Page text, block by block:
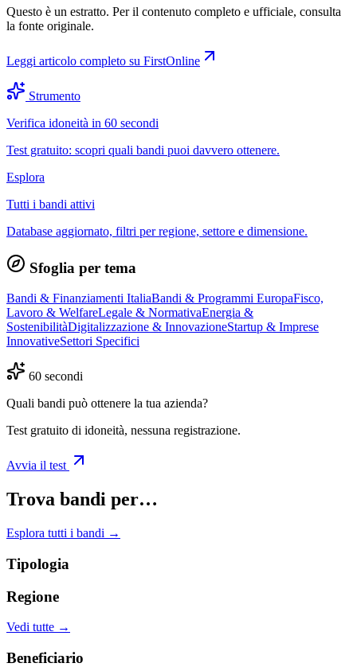
Questo è un estratto. Per il contenuto completo e ufficiale, consulta
la fonte originale.
Leggi articolo completo su FirstOnline
Strumento
Verifica idoneità in 60 secondi
Test gratuito: scopri quali bandi puoi davvero ottenere.
Esplora
Tutti i bandi attivi
Database aggiornato, filtri per regione, settore e dimensione.
Sfoglia per tema
Bandi & Finanziamenti ItaliaBandi & Programmi EuropaFisco,
Lavoro & WelfareLegale & NormativaEnergia &
SostenibilitàDigitalizzazione & InnovazioneStartup & Imprese
InnovativeSettori Specifici
60 secondi
Quali bandi può ottenere la tua azienda?
Test gratuito di idoneità, nessuna registrazione.
Avvia il test
Trova bandi per…
Esplora tutti i bandi →
Tipologia
Regione
Vedi tutte →
Beneficiario